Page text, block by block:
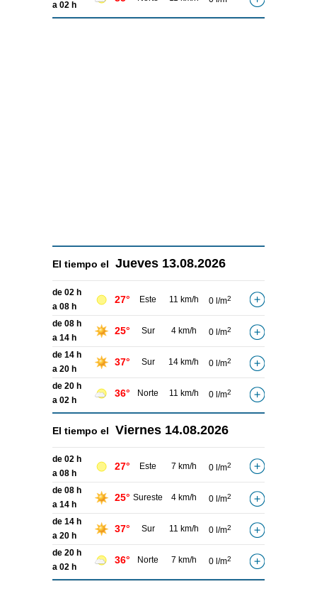
a 02 h
El tiempo el Jueves 13.08.2026
de 02 h
a 08 h
27° Este 11 km/h 0 l/m2
de 08 h
a 14 h
25° Sur 4 km/h 0 l/m2
de 14 h
a 20 h
37° Sur 14 km/h 0 l/m2
de 20 h
a 02 h
36° Norte 11 km/h 0 l/m2
El tiempo el Viernes 14.08.2026
de 02 h
a 08 h
27° Este 7 km/h 0 l/m2
de 08 h
a 14 h
25° Sureste 4 km/h 0 l/m2
de 14 h
a 20 h
37° Sur 11 km/h 0 l/m2
de 20 h
a 02 h
36° Norte 7 km/h 0 l/m2